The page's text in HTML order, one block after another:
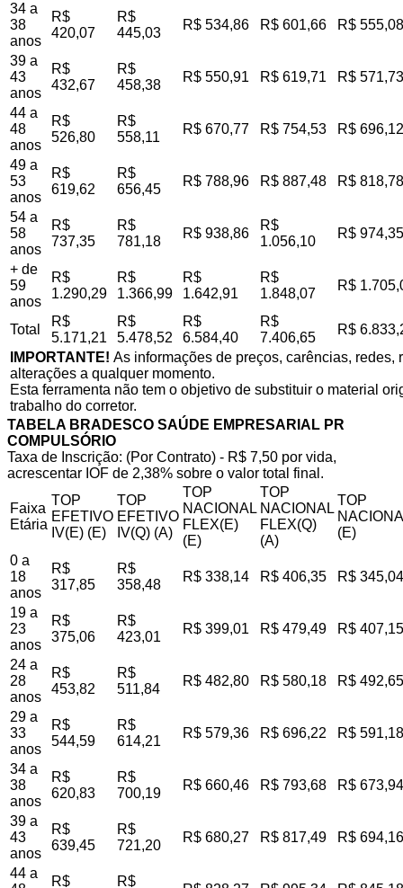
34 a
38
anos
R$
420,07
R$
445,03
R$ 534,86 R$ 601,66 R$ 555,08
39 a
43
anos
R$
432,67
R$
458,38
R$ 550,91 R$ 619,71 R$ 571,73
44 a
48
anos
R$
526,80
R$
558,11
R$ 670,77 R$ 754,53 R$ 696,12
49 a
53
anos
R$
619,62
R$
656,45
R$ 788,96 R$ 887,48 R$ 818,78
54 a
58
anos
R$
737,35
R$
781,18
R$ 938,86
R$
1.056,10
R$ 974,35
+ de
59
anos
R$
1.290,29
R$
1.366,99
R$
1.642,91
R$
1.848,07
R$
Total
R$
5.171,21
R$
5.478,52
R$
6.584,40
R$
7.406,65
R$
IMPORTANTE! As informações de preços, carências,
alterações a qualquer momento.
Esta ferramenta não tem o objetivo de substituir o material
trabalho do corretor.
TABELA BRADESCO SAÚDE EMPRESARIAL PR
COMPULSÓRIO
Taxa de Inscrição: (Por Contrato) - R$ 7,50 por vida,
acrescentar IOF de 2,38% sobre o valor total final.
Faixa
Etária
TOP
EFETIVO
IV(E) (E)
TOP
EFETIVO
IV(Q) (A)
TOP
NACIONAL
FLEX(E)
(E)
TOP
NACIONAL
FLEX(Q)
(A)
TOP
(E)
0 a
18
anos
R$
317,85
R$
358,48
R$ 338,14 R$ 406,35 R$ 345,04
19 a
23
anos
R$
375,06
R$
423,01
R$ 399,01 R$ 479,49 R$ 407,15
24 a
28
anos
R$
453,82
R$
511,84
R$ 482,80 R$ 580,18 R$ 492,65
29 a
33
anos
R$
544,59
R$
614,21
R$ 579,36 R$ 696,22 R$ 591,18
34 a
38
anos
R$
620,83
R$
700,19
R$ 660,46 R$ 793,68 R$ 673,94
39 a
43
anos
R$
639,45
R$
721,20
R$ 680,27 R$ 817,49 R$ 694,16
44 a
R$ R$